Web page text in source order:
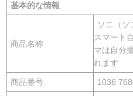
基本的な情報
商品名称
ソニ（
スマート
マは自分
れます
商品番号 1036